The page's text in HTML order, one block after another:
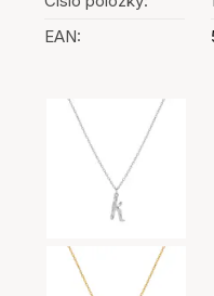
EAN:
Výběr barev